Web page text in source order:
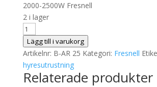
2000-2500W Fresnell
2 i lager
Area
25
Fres
mängd
Lägg till i varukorg
Artikelnr: B-AR 25 Kategori: Fresnell
hyresutrustning
Relaterade produkter